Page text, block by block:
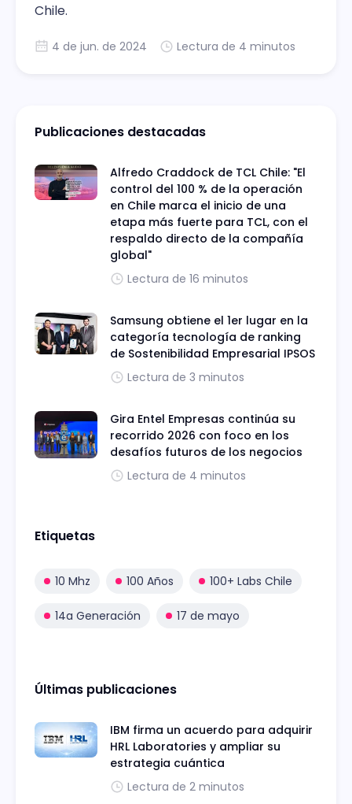
Chile.
4 de jun. de 2024 Lectura de 4 minutos
Publicaciones destacadas
Alfredo Craddock de TCL Chile: "El
control del 100 % de la operación
en Chile marca el inicio de una
etapa más fuerte para TCL, con el
respaldo directo de la compañía
global"
Lectura de 16 minutos
Samsung obtiene el 1er lugar en la
categoría tecnología de ranking
de Sostenibilidad Empresarial IPSOS
Lectura de 3 minutos
Gira Entel Empresas continúa su
recorrido 2026 con foco en los
desafíos futuros de los negocios
Lectura de 4 minutos
Etiquetas
10 Mhz 100 Años 100+ Labs Chile
14a Generación 17 de mayo
Últimas publicaciones
IBM firma un acuerdo para adquirir
HRL Laboratories y ampliar su
estrategia cuántica
Lectura de 2 minutos